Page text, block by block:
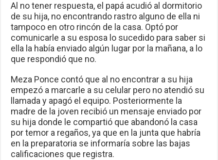
Al no tener respuesta, el papá acudió al dormitorio
de su hija, no encontrando rastro alguno de ella ni
tampoco en otro rincón de la casa. Optó por
comunicarle a su esposa lo sucedido para saber si
ella la había enviado algún lugar por la mañana, a lo
que respondió que no.
Meza Ponce contó que al no encontrar a su hija
empezó a marcarle a su celular pero no atendió su
llamada y apagó el equipo. Posteriormente la
madre de la joven recibió un mensaje enviado por
su hija donde le compartió que abandonó la casa
por temor a regaños, ya que en la junta que habría
en la preparatoria se informaría sobre las bajas
calificaciones que registra.